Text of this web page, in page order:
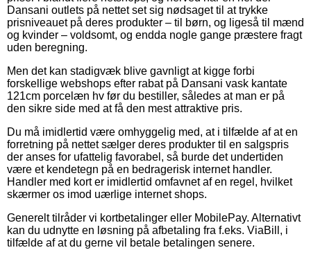
Dansani outlets på nettet set sig nødsaget til at trykke
prisniveauet på deres produkter – til børn, og ligeså til mænd
og kvinder – voldsomt, og endda nogle gange præstere fragt
uden beregning.
Men det kan stadigvæk blive gavnligt at kigge forbi
forskellige webshops efter rabat på Dansani vask kantate
121cm porcelæn hv før du bestiller, således at man er på
den sikre side med at få den mest attraktive pris.
Du må imidlertid være omhyggelig med, at i tilfælde af at en
forretning på nettet sælger deres produkter til en salgspris
der anses for ufattelig favorabel, så burde det undertiden
være et kendetegn på en bedragerisk internet handler.
Handler med kort er imidlertid omfavnet af en regel, hvilket
skærmer os imod uærlige internet shops.
Generelt tilråder vi kortbetalinger eller MobilePay. Alternativt
kan du udnytte en løsning på afbetaling fra f.eks. ViaBill, i
tilfælde af at du gerne vil betale betalingen senere.